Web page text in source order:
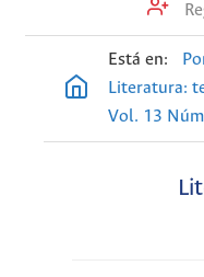
Está en:
Literatura:
Vol. 13